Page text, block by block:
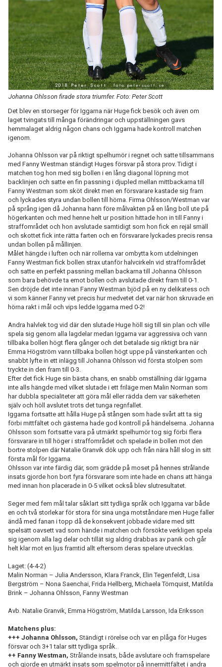
Johanna Ohlsson firade stora triumfer. Foto: Peter Scott
Det blev en storseger för Iggarna när Huge fick besök och även om
laget tvingats till många förändringar och uppställningen gavs
hemmalaget aldrig någon chans och Iggarna hade kontroll matchen
igenom.
Johanna Ohlsson var på riktigt spelhumör i regnet och satte tillsammans
med Fanny Westman ständigt Huges försvar på stora prov. Tidigt i
matchen tog hon med sig bollen i en lång diagonal löpning mot
backlinjen och satte en fin passning i djupled mellan mittbackarna till
Fanny Westman som sköt direkt men en försvarare kastade sig fram
och lyckades styra undan bollen till hörna. Firma Ohlsson/Westman var
på språng igen då Johanna hann före målvakten på en lång boll ute på
högerkanten och med henne helt ur position hittade hon in till Fanny i
straffområdet och hon avslutade samtidigt som hon fick en rejäl smäll
och skottet fick inte rätta farten och en försvarare lyckades precis rensa
undan bollen på mållinjen.
Målet hängde i luften och när rollerna var ombytta kom utdelningen
Fanny Westman fick bollen strax utanför halvcirkeln vid straffområdet
och satte en perfekt passning mellan backarna till Johanna Ohlsson
som bara behövde ta emot bollen och avslutade direkt fram till 0-1.
Sen dröjde det inte innan Fanny Westman bjöd på en ny delikatess och
vi som känner Fanny vet precis hur medvetet det var när hon skruvade en
hörna rakt i mål och vips ledde Iggarna med 0-2!
Andra halvlek tog vid där den slutade Huge höll sig till sin plan och ville
spela sig genom alla lagdelar medan Iggarna var aggressiva och vann
tillbaka bollen högt flera gånger och det betalade sig riktigt bra när
Emma Högström vann tillbaka bollen högt uppe på vänsterkanten och
snabbt lyfte in ett inlägg till Johanna Ohlsson vid första stolpen som
tryckte in den fram till 0-3.
Efter det fick Huge sin bästa chans, en snabb omställning där Iggarna
inte alls hängde med vilket slutade i ett friläge men Malin Norman som
har dubbla specialiteter att göra mål eller rädda dem var säkerheten
själv och höll avslutet trots det tunga regnfallet.
Iggarna fortsatte att hålla Huge på stången som hade svårt att ta sig
förbi mittfältet och gästerna hade god kontroll på händelserna. Johanna
Ohlsson som fortsatte vara på utmärkt spelhumör tog sig förbi flera
försvarare in till höger i straffområdet och spelade in bollen mot den
bortre stolpen där Natalie Granvik dök upp och från nära håll slog in sitt
första mål för Iggarna.
Ohlsson var inte färdig där, som grädde på moset på hennes strålande
insats gjorde hon bort fyra försvarare som inte hade en chans att hänga
med innan hon placerade in 0-5 vilket också blev slutresultatet.
Seger med fem mål talar såklart sitt tydliga språk och Iggarna var både
en och två storlekar för stora för sina unga motståndare men Huge faller
ändå med fanan i topp då de konsekvent jobbade vidare med sitt
spelsätt oavsett vad som hände i matchen och försökte verkligen spela
sig igenom alla lag delar och tillät sig aldrig drabbas av panik och går
helt klar mot en ljus framtid allt eftersom deras spelare utvecklas.
Laget: (4-4-2)
Malin Norman – Julia Andersson, Klara Franck, Elin Tegenfeldt, Lisa
Bergström – Nona Saenchai, Frida Hellberg, Michaela Törnquist, Matilda
Brink – Johanna Ohlsson, Fanny Westman
Avb. Natalie Granvik, Emma Högström, Matilda Larsson, Ida Eriksson
Matchens plus:
+++ Johanna Ohlsson, Ständigt i rörelse och var en plåga för Huges
försvar och 3+1 talar sitt tydliga språk.
++ Fanny Westman, Strålande insats, både avslutare och framspelare
och gjorde en utmärkt insats som spelmotor på innermittfältet i andra